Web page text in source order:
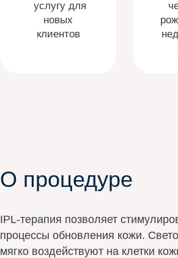
услугу для
новых
клиентов
О процедуре
IPL-терапия позволяет
процессы обновления кожи.
мягко воздействуют на клетки